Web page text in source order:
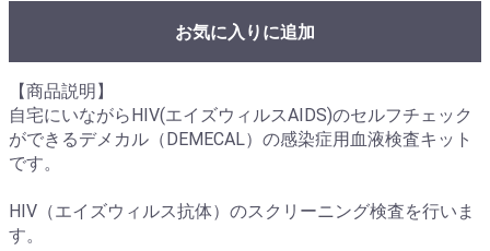
お気に入りに追加
【商品説明】
自宅にいながらHIV(エイズウィルスAIDS)のセルフチェック
ができるデメカル（DEMECAL）の感染症用血液検査キット
です。
HIV（エイズウィルス抗体）のスクリーニング検査を行いま
す。